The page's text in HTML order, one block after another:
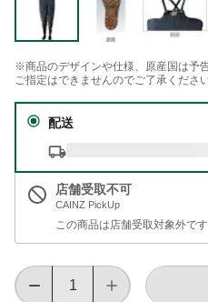
※商品のデザインや仕様、原産国は予
ご指定はできませんのでご了承ください
配送
店舗受取不可
CAINZ PickUp
この商品は店舗受取対象外です